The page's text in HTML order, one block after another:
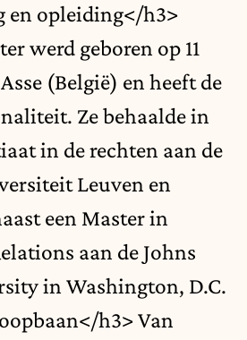
en opleiding</h3>
werd geboren op 11
(België) en heeft de
Ze behaalde in
in de rechten aan de
Leuven en
een Master in
aan de Johns
in Washington, D.C.
h3> Van